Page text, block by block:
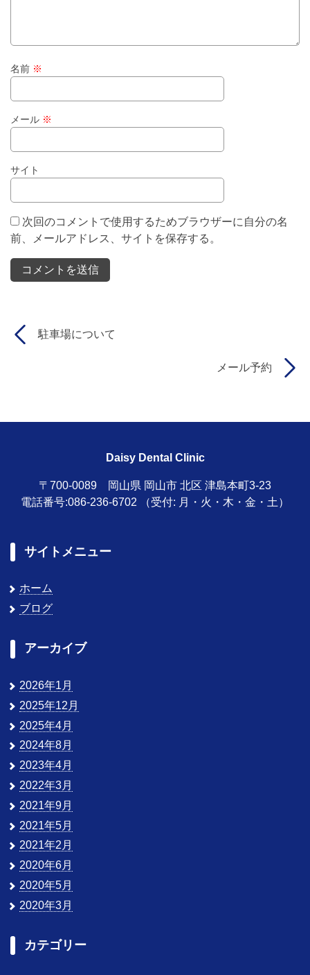
名前 ※
メール ※
サイト
次回のコメントで使用するためブラウザーに自分の名
前、メールアドレス、サイトを保存する。
駐車場について
メール予約
Daisy Dental Clinic
〒700-0089 岡山県 岡山市 北区 津島本町3-23
電話番号:086-236-6702
（受付: 月・火・木・金・土）
サイトメニュー
ホーム
ブログ
アーカイブ
2026年1月
2025年12月
2025年4月
2024年8月
2023年4月
2022年3月
2021年9月
2021年5月
2021年2月
2020年6月
2020年5月
2020年3月
カテゴリー